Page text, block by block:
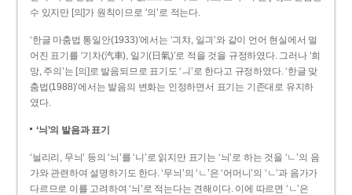
수 있지만 [의]가 원칙이므로 ‘의’로 적는다.
‘한글 마춤법 통일안(1933)’에서는 ‘긔챠, 일긔’와 같이 언어 현실에서 멀
어진 표기를 ‘기차(汽車), 일기(日氣)’로 적을 것을 규정하였다. 그러나 ‘희
망, 주의’는 [의]로 발음되므로 표기도 ‘ㅢ’로 한다고 규정하였다. ‘한글 맞
춤법(1988)’에서는 발음의 변화는 인정하면서 표기는 기존대로 유지하
였다.
‘늬’의 발음과 표기
‘늴리리, 무늬’ 등의 ‘늬’를 ‘니’로 읽지만 표기는 ‘늬’로 하는 것을 ‘ㄴ’의 음
가와 관련하여 설명하기도 한다. ‘무늬’의 ‘ㄴ’은 ‘어머니’의 ‘ㄴ’과 음가가
다르므로 이를 고려하여 ‘늬’로 적는다는 견해이다. 이에 따르면 ‘ㄴ’은